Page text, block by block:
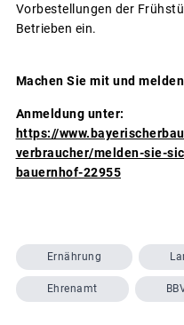
Vorbestellungen der
Betrieben ein.
Machen Sie mit und
Anmeldung unter:
https://
verbraucher/melden-sie-
bauernhof-22955
Ernährung
Ehrenamt